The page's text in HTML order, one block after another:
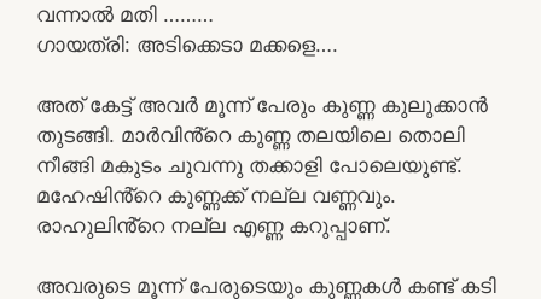
വന്നാൽ മതി ………
ഗായത്രി: അടിക്കെടാ മക്കളെ….
അത് കേട്ട് അവർ മൂന്ന് പേരും കുണ്ണ കുലുക്കാൻ
തുടങ്ങി. മാർവിൻ്റെ കുണ്ണ തലയിലെ തൊലി
നീങ്ങി മകുടം ചുവന്നു തക്കാളി പോലെയുണ്ട്.
മഹേഷിൻ്റെ കുണ്ണക്ക് നല്ല വണ്ണവും.
രാഹുലിൻ്റെ നല്ല എണ്ണ കറുപ്പാണ്.
അവരുടെ മൂന്ന് പേരുടെയും കുണ്ണകൾ കണ്ട് കടി